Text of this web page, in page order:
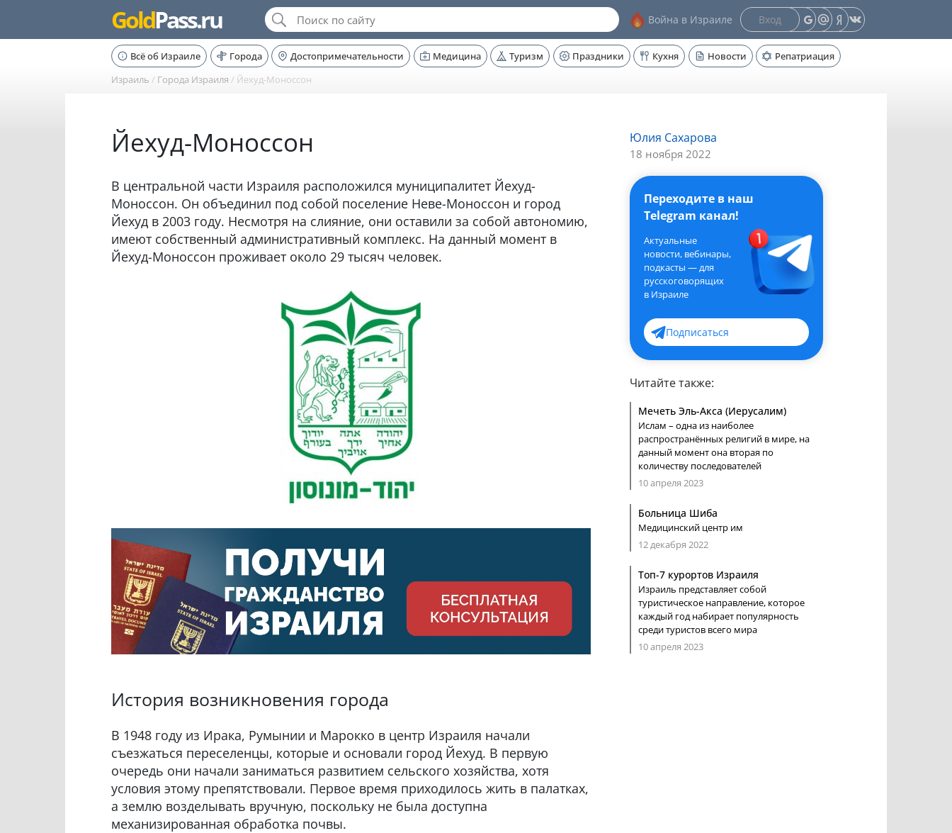
GoldPass.ru Война в Израиле Вход
Всё об Израиле Города Достопримечательности Медицина Туризм Праздники Кухня Новости
Репатриация
Израиль / Города Израиля / Йехуд-Моноссон
Йехуд-Моноссон
В центральной части Израиля расположился муниципалитет Йехуд-
Моноссон. Он объединил под собой поселение Неве-Моноссон и город
Йехуд в 2003 году. Несмотря на слияние, они оставили за собой автономию,
имеют собственный административный комплекс. На данный момент в
Йехуд-Моноссон проживает около 29 тысяч человек.
История возникновения города
В 1948 году из Ирака, Румынии и Марокко в центр Израиля начали
съезжаться переселенцы, которые и основали город Йехуд. В первую
очередь они начали заниматься развитием сельского хозяйства, хотя
условия этому препятствовали. Первое время приходилось жить в палатках,
а землю возделывать вручную, поскольку не была доступна
механизированная обработка почвы.
Юлия Сахарова
18 ноября 2022
Переходите в наш
Telegram канал!
Актуальные
новости, вебинары,
подкасты — для
русскоговорящих
в Израиле
Подписаться
Читайте также:
Мечеть Эль-Акса (Иерусалим)
Ислам – одна из наиболее
распространённых религий в мире, на
данный момент она вторая по
количеству последователей
10 апреля 2023
Больница Шиба
Медицинский центр им
12 декабря 2022
Топ-7 курортов Израиля
Израиль представляет собой
туристическое направление, которое
каждый год набирает популярность
среди туристов всего мира
10 апреля 2023